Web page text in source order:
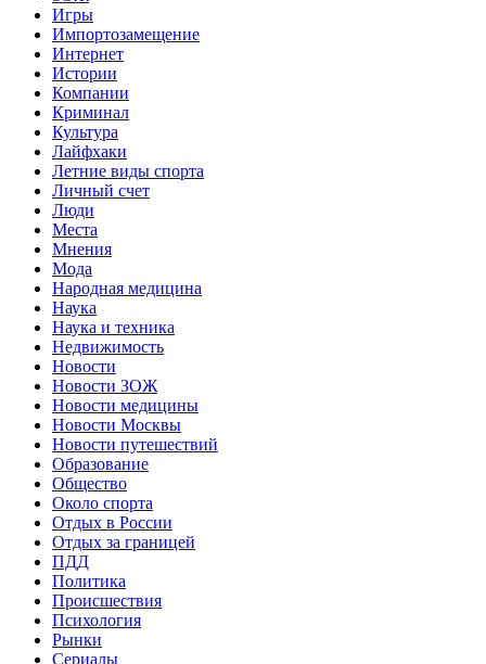
Игры
Импортозамещение
Интернет
Истории
Компании
Криминал
Культура
Лайфхаки
Летние виды спорта
Личный счет
Люди
Места
Мнения
Мода
Народная медицина
Наука
Наука и техника
Недвижимость
Новости
Новости ЗОЖ
Новости медицины
Новости Москвы
Новости путешествий
Образование
Общество
Около спорта
Отдых в России
Отдых за границей
ПДД
Политика
Происшествия
Психология
Рынки
Сериалы